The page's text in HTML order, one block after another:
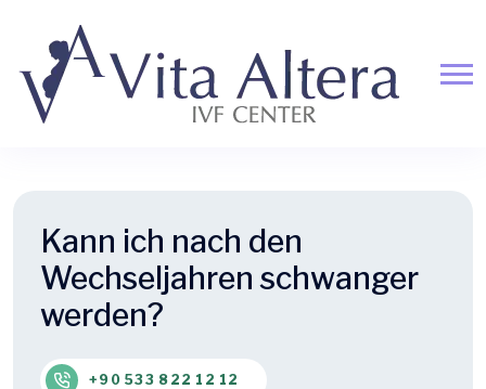
Kann ich nach den
Wechseljahren schwanger
werden?
+90 533 822 12 12